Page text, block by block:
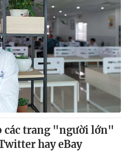
các trang "người lớn"
hay eBay